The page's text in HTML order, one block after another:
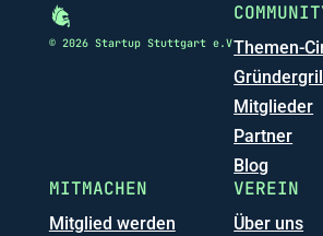
© 2026 Startup Stuttgart e.VThemen-
Mitglieder
Partner
Blog
MITMACHEN
Mitglied werden
VEREIN
Über uns